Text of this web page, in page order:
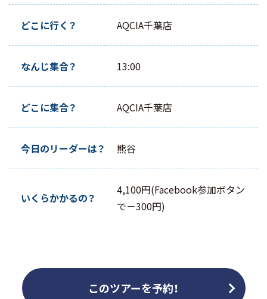
どこに行く？ AQCIA千葉店
なんじ集合？ 13:00
どこに集合？ AQCIA千葉店
今日のリーダーは？ 熊谷
いくらかかるの？
4,100円(Facebook参加ボタン
で－300円)
このツアーを予約！